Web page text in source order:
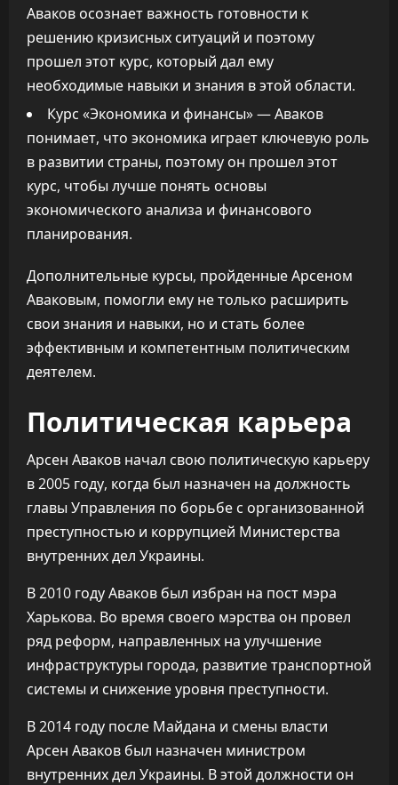
Аваков осознает важность готовности к
решению кризисных ситуаций и поэтому
прошел этот курс, который дал ему
необходимые навыки и знания в этой области.
Курс «Экономика и финансы» — Аваков
понимает, что экономика играет ключевую роль
в развитии страны, поэтому он прошел этот
курс, чтобы лучше понять основы
экономического анализа и финансового
планирования.
Дополнительные курсы, пройденные Арсеном
Аваковым, помогли ему не только расширить
свои знания и навыки, но и стать более
эффективным и компетентным политическим
деятелем.
Политическая карьера
Арсен Аваков начал свою политическую карьеру
в 2005 году, когда был назначен на должность
главы Управления по борьбе с организованной
преступностью и коррупцией Министерства
внутренних дел Украины.
В 2010 году Аваков был избран на пост мэра
Харькова. Во время своего мэрства он провел
ряд реформ, направленных на улучшение
инфраструктуры города, развитие транспортной
системы и снижение уровня преступности.
В 2014 году после Майдана и смены власти
Арсен Аваков был назначен министром
внутренних дел Украины. В этой должности он